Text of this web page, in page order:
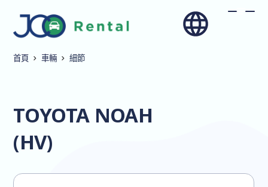
首頁 車輛 細節
TOYOTA NOAH
(HV)